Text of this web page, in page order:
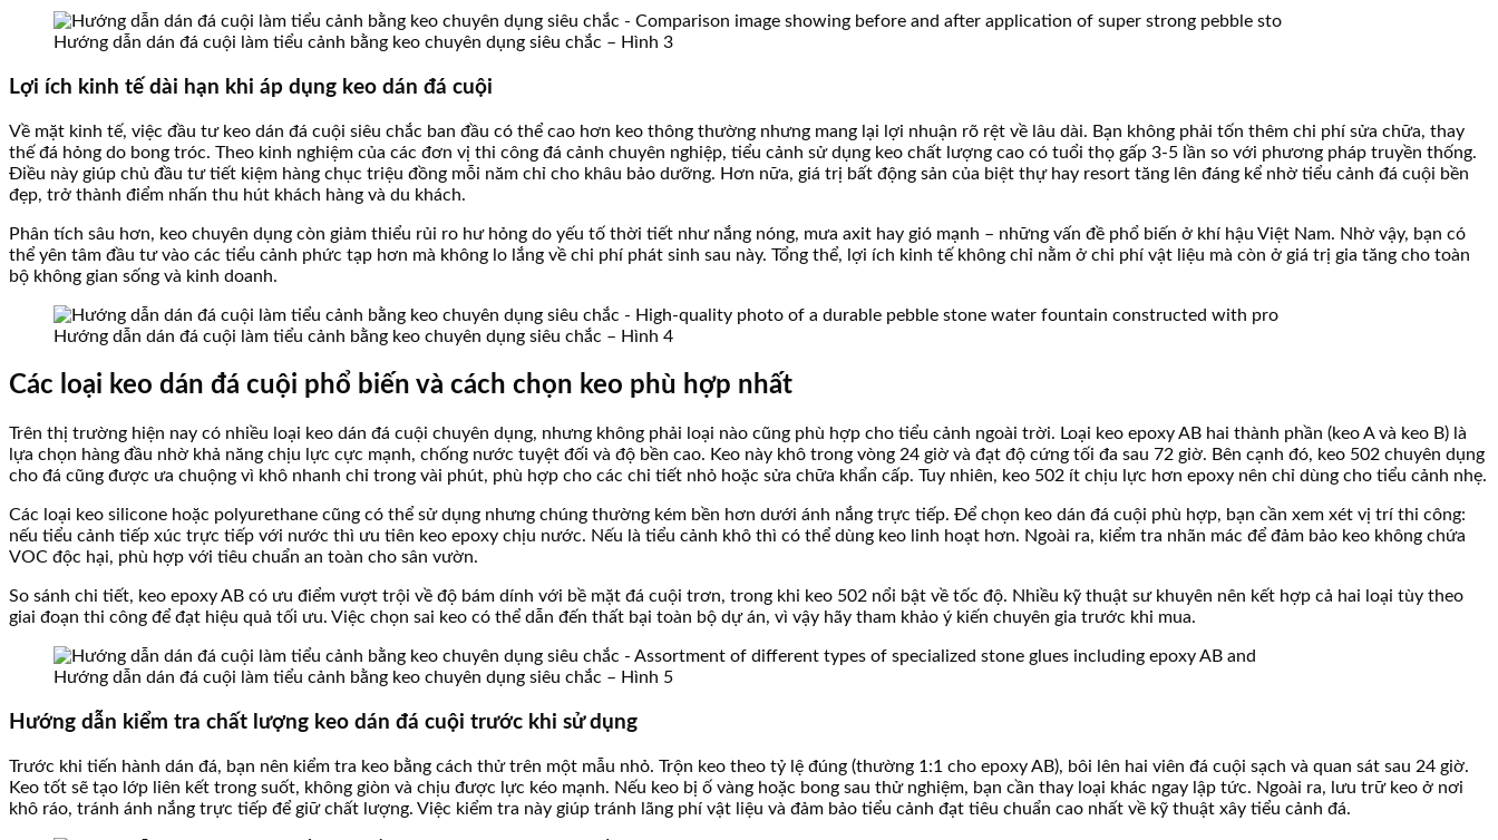
Hướng dẫn dán đá cuội làm tiểu cảnh bằng keo chuyên dụng siêu chắc – Hình 3
Lợi ích kinh tế dài hạn khi áp dụng keo dán đá cuội
Về mặt kinh tế, việc đầu tư keo dán đá cuội siêu chắc ban đầu có thể cao hơn keo thông thường nhưng mang lại lợi nhuận rõ rệt về lâu dài. Bạn không phải tốn thêm chi phí sửa chữa, thay
thế đá hỏng do bong tróc. Theo kinh nghiệm của các đơn vị thi công đá cảnh chuyên nghiệp, tiểu cảnh sử dụng keo chất lượng cao có tuổi thọ gấp 3-5 lần so với phương pháp truyền thống.
Điều này giúp chủ đầu tư tiết kiệm hàng chục triệu đồng mỗi năm chỉ cho khâu bảo dưỡng. Hơn nữa, giá trị bất động sản của biệt thự hay resort tăng lên đáng kể nhờ tiểu cảnh đá cuội bền
đẹp, trở thành điểm nhấn thu hút khách hàng và du khách.
Phân tích sâu hơn, keo chuyên dụng còn giảm thiểu rủi ro hư hỏng do yếu tố thời tiết như nắng nóng, mưa axit hay gió mạnh – những vấn đề phổ biến ở khí hậu Việt Nam. Nhờ vậy, bạn có
thể yên tâm đầu tư vào các tiểu cảnh phức tạp hơn mà không lo lắng về chi phí phát sinh sau này. Tổng thể, lợi ích kinh tế không chỉ nằm ở chi phí vật liệu mà còn ở giá trị gia tăng cho toàn
bộ không gian sống và kinh doanh.
Hướng dẫn dán đá cuội làm tiểu cảnh bằng keo chuyên dụng siêu chắc – Hình 4
Các loại keo dán đá cuội phổ biến và cách chọn keo phù hợp nhất
Trên thị trường hiện nay có nhiều loại keo dán đá cuội chuyên dụng, nhưng không phải loại nào cũng phù hợp cho tiểu cảnh ngoài trời. Loại keo epoxy AB hai thành phần (keo A và keo B) là
lựa chọn hàng đầu nhờ khả năng chịu lực cực mạnh, chống nước tuyệt đối và độ bền cao. Keo này khô trong vòng 24 giờ và đạt độ cứng tối đa sau 72 giờ. Bên cạnh đó, keo 502 chuyên dụng
cho đá cũng được ưa chuộng vì khô nhanh chỉ trong vài phút, phù hợp cho các chi tiết nhỏ hoặc sửa chữa khẩn cấp. Tuy nhiên, keo 502 ít chịu lực hơn epoxy nên chỉ dùng cho tiểu cảnh nhẹ.
Các loại keo silicone hoặc polyurethane cũng có thể sử dụng nhưng chúng thường kém bền hơn dưới ánh nắng trực tiếp. Để chọn keo dán đá cuội phù hợp, bạn cần xem xét vị trí thi công:
nếu tiểu cảnh tiếp xúc trực tiếp với nước thì ưu tiên keo epoxy chịu nước. Nếu là tiểu cảnh khô thì có thể dùng keo linh hoạt hơn. Ngoài ra, kiểm tra nhãn mác để đảm bảo keo không chứa
VOC độc hại, phù hợp với tiêu chuẩn an toàn cho sân vườn.
So sánh chi tiết, keo epoxy AB có ưu điểm vượt trội về độ bám dính với bề mặt đá cuội trơn, trong khi keo 502 nổi bật về tốc độ. Nhiều kỹ thuật sư khuyên nên kết hợp cả hai loại tùy theo
giai đoạn thi công để đạt hiệu quả tối ưu. Việc chọn sai keo có thể dẫn đến thất bại toàn bộ dự án, vì vậy hãy tham khảo ý kiến chuyên gia trước khi mua.
Hướng dẫn dán đá cuội làm tiểu cảnh bằng keo chuyên dụng siêu chắc – Hình 5
Hướng dẫn kiểm tra chất lượng keo dán đá cuội trước khi sử dụng
Trước khi tiến hành dán đá, bạn nên kiểm tra keo bằng cách thử trên một mẫu nhỏ. Trộn keo theo tỷ lệ đúng (thường 1:1 cho epoxy AB), bôi lên hai viên đá cuội sạch và quan sát sau 24 giờ.
Keo tốt sẽ tạo lớp liên kết trong suốt, không giòn và chịu được lực kéo mạnh. Nếu keo bị ố vàng hoặc bong sau thử nghiệm, bạn cần thay loại khác ngay lập tức. Ngoài ra, lưu trữ keo ở nơi
khô ráo, tránh ánh nắng trực tiếp để giữ chất lượng. Việc kiểm tra này giúp tránh lãng phí vật liệu và đảm bảo tiểu cảnh đạt tiêu chuẩn cao nhất về kỹ thuật xây tiểu cảnh đá.